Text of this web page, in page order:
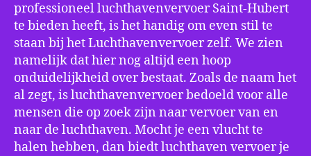
professioneel luchthavenvervoer Saint-Hubert
te bieden heeft, is het handig om even stil te
staan bij het Luchthavenvervoer zelf. We zien
namelijk dat hier nog altijd een hoop
onduidelijkheid over bestaat. Zoals de naam het
al zegt, is luchthavenvervoer bedoeld voor alle
mensen die op zoek zijn naar vervoer van en
naar de luchthaven. Mocht je een vlucht te
halen hebben, dan biedt luchthaven vervoer je